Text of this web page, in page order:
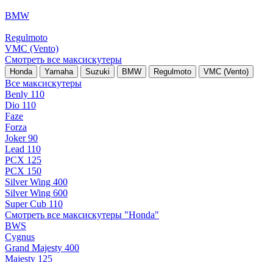
BMW
Regulmoto
VMC (Vento)
Смотреть все максискутеры
Honda Yamaha Suzuki BMW Regulmoto VMC (Vento)
Все максискутеры
Benly 110
Dio 110
Faze
Forza
Joker 90
Lead 110
PCX 125
PCX 150
Silver Wing 400
Silver Wing 600
Super Cub 110
Смотреть все максискутеры "Honda"
BWS
Cygnus
Grand Majesty 400
Majesty 125